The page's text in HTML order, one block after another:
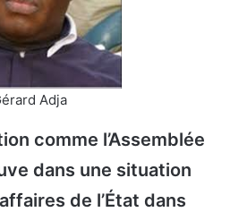
Adja
comme l’Assemblée
dans une situation
de l’État dans